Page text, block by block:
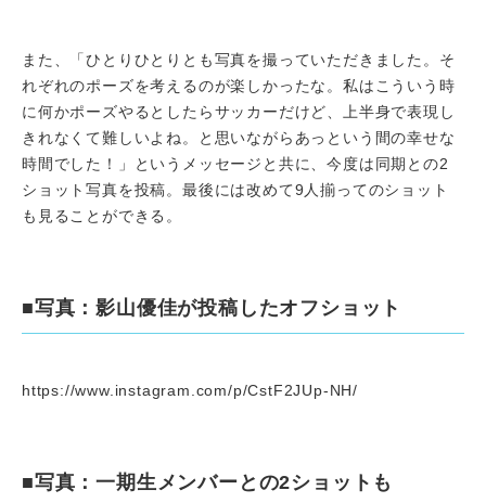
また、「ひとりひとりとも写真を撮っていただきました。そ
れぞれのポーズを考えるのが楽しかったな。私はこういう時
に何かポーズやるとしたらサッカーだけど、上半身で表現し
きれなくて難しいよね。と思いながらあっという間の幸せな
時間でした！」というメッセージと共に、今度は同期との2
ショット写真を投稿。最後には改めて9人揃ってのショット
も見ることができる。
■写真：影山優佳が投稿したオフショット
https://www.instagram.com/p/CstF2JUp-NH/
■写真：一期生メンバーとの2ショットも